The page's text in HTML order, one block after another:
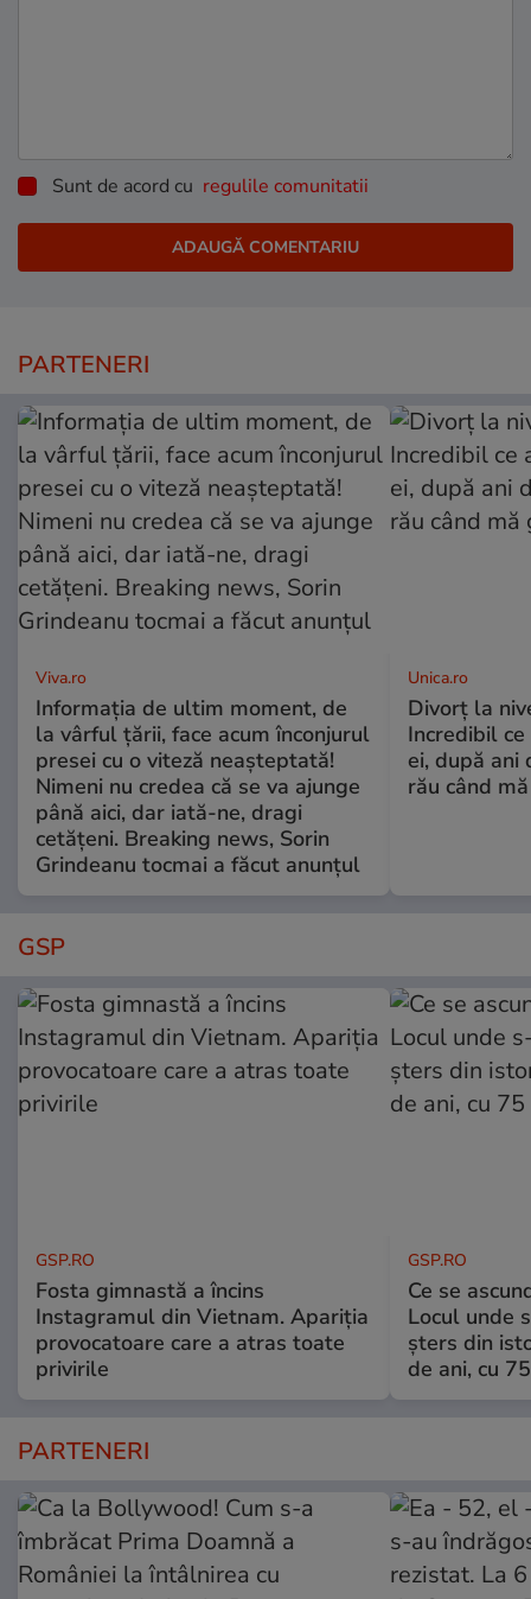
Sunt de acord cu regulile comunitatii
PARTENERI
Viva.ro
Informația de ultim moment, de
la vârful țării, face acum înconjurul
presei cu o viteză neașteptată!
Nimeni nu credea că se va ajunge
până aici, dar iată-ne, dragi
cetățeni. Breaking news, Sorin
Grindeanu tocmai a făcut anunțul
Unica.ro
Divorț la
Incredibil
ei, după ani
rău când
GSP
GSP.RO
Fosta gimnastă a încins
Instagramul din Vietnam. Apariția
provocatoare care a atras toate
privirile
GSP.RO
Ce se
Locul unde
șters din
de ani, cu
PARTENERI